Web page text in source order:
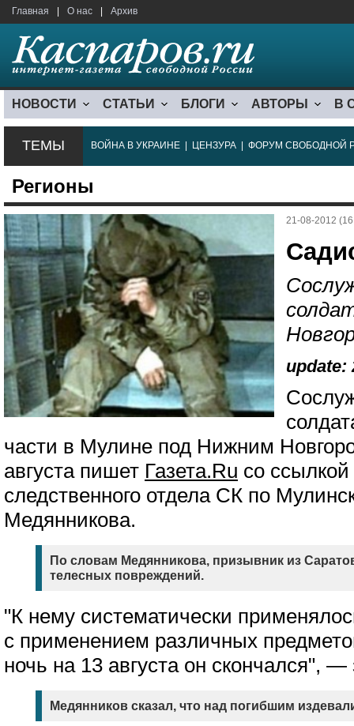
Главная О нас Архив
НОВОСТИ СТАТЬИ БЛОГИ АВТОРЫ В
ТЕМЫ ВОЙНА В УКРАИНЕ ЦЕНЗУРА ФОРУМ СВОБОДНОЙ
Регионы
21-08-2012
update:
части в Мулине под Нижним
августа пишет Газета.Ru со ссылкой
следственного отдела СК по
Медянникова.
По словам Медянникова, призывник из
телесных повреждений.
"К нему систематически
с применением различных
ночь на 13 августа он скончался", —
Медянников сказал, что над погибшим